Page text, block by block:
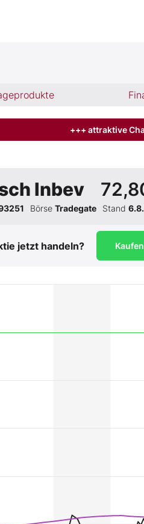
BÖRSE ONLINE lesen
+++ attraktive
Inbev
Börse Tradegate Stand
jetzt handeln? Kaufen